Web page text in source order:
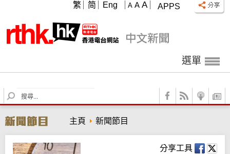
APPS
A A A
繁 简 Eng
選單
S
e
r
c
h
主頁 新聞節目
分享工具